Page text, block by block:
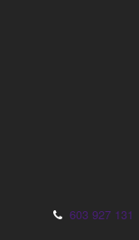
603 927 131